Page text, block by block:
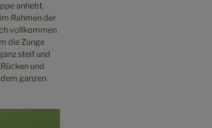
anhebt.
im Rahmen der
vollkommen
die Zunge
steif und
und
ganzen